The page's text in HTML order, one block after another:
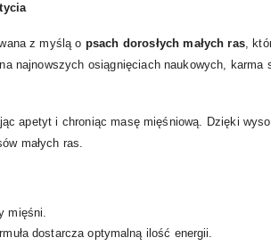
z myślą o psach dorosłych małych ras,
najnowszych osiągnięciach naukowych,
apetyt i chroniąc masę mięśniową. Dzięki
małych ras.
mięśni.
dostarcza optymalną ilość energii.